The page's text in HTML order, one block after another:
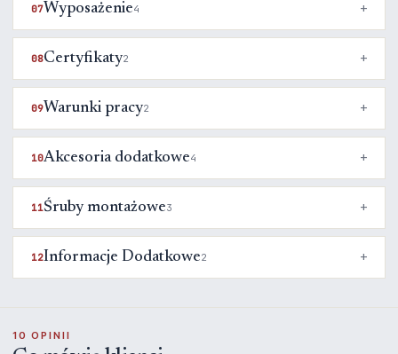
07Wyposażenie4
08Certyfikaty2
09Warunki pracy2
10Akcesoria dodatkowe4
11Śruby montażowe3
12Informacje Dodatkowe2
10 OPINII